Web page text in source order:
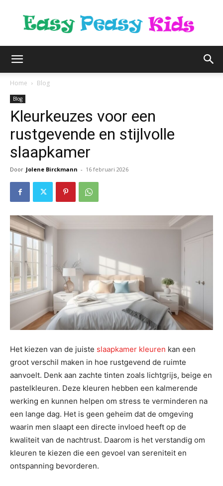
Home
Blog
Blog
Kleurkeuzes voor een
rustgevende en stijlvolle
slaapkamer
Door Jolene Birckmann - 16 februari 2026
Het kiezen van de juiste slaapkamer kleuren kan een
groot verschil maken in hoe rustgevend de ruimte
aanvoelt. Denk aan zachte tinten zoals lichtgrijs, beige en
pastelkleuren. Deze kleuren hebben een kalmerende
werking en kunnen helpen om stress te verminderen na
een lange dag. Het is geen geheim dat de omgeving
waarin men slaapt een directe invloed heeft op de
kwaliteit van de nachtrust. Daarom is het verstandig om
kleuren te kiezen die een gevoel van sereniteit en
ontspanning bevorderen.